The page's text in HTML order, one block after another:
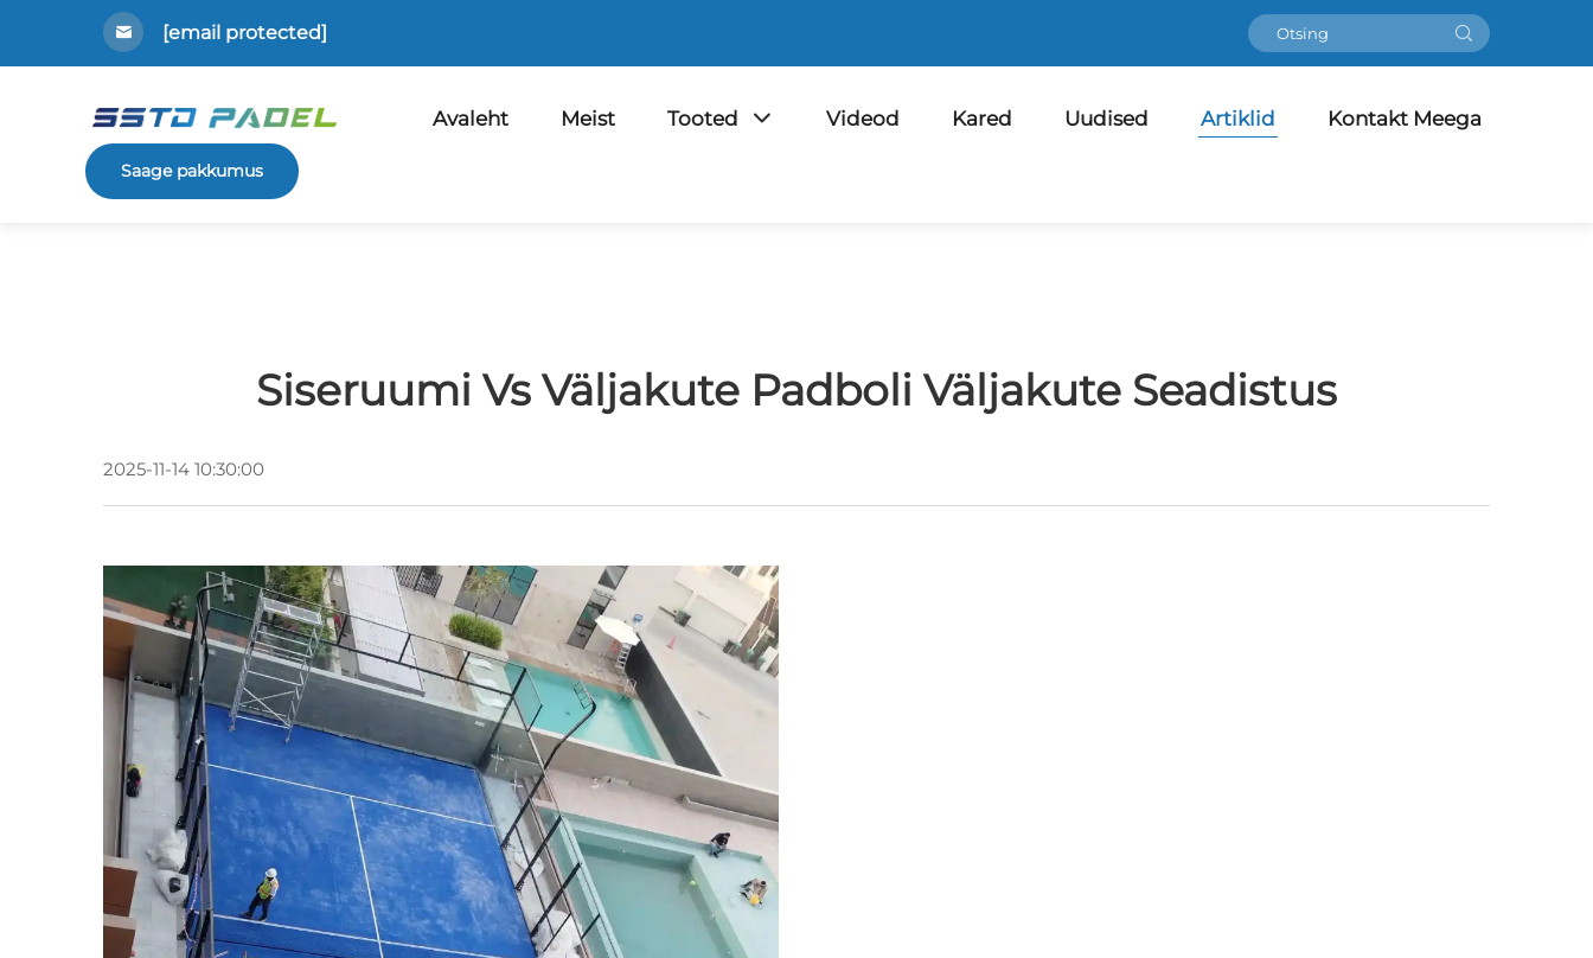
[email protected]
Avaleht Meist Tooted Videod Kared Uudised Artiklid Kontakt Meega
Saage pakkumus
Siseruumi Vs Väljakute Padboli Väljakute Seadistus
2025-11-14 10:30:00